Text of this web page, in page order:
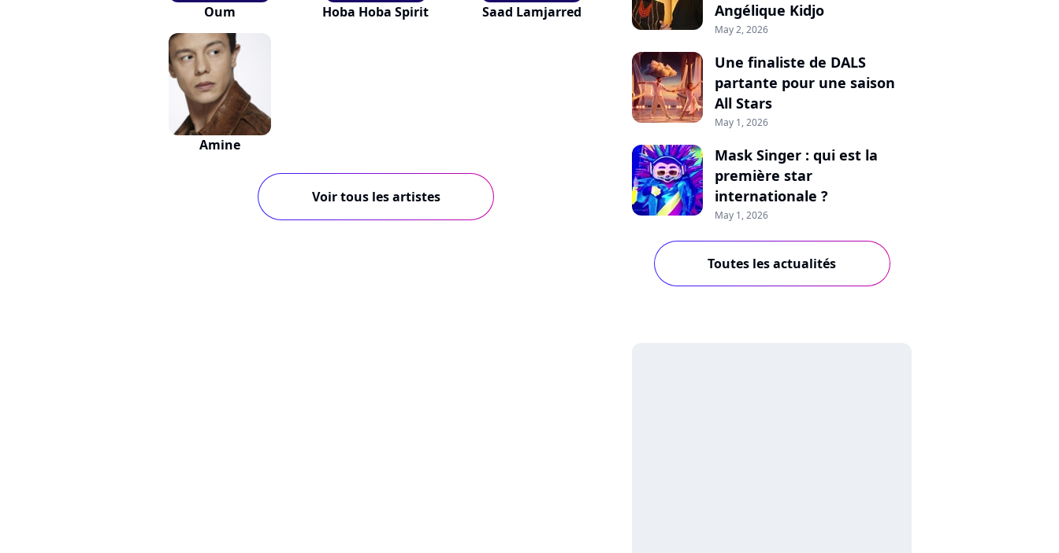
Oum Hoba Hoba Spirit Saad Lamjarred
Amine
Voir tous les artistes
Angélique Kidjo
May 2, 2026
Une finaliste de DALS
partante pour une saison
All Stars
May 1, 2026
Mask Singer : qui est la
première star
internationale ?
May 1, 2026
Toutes les actualités